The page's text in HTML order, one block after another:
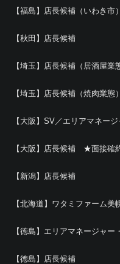
【福島】店長候補（いわき市）
【秋田】店長候補
【埼玉】店長候補（居酒屋業
【埼玉】店長候補（焼肉業態）
【大阪】SV／エリアマネー
【大阪】店長候補 ★面接確
【新潟】店長候補
【北海道】ワタミファーム
【徳島】エリアマネージャー
【徳島】店長候補